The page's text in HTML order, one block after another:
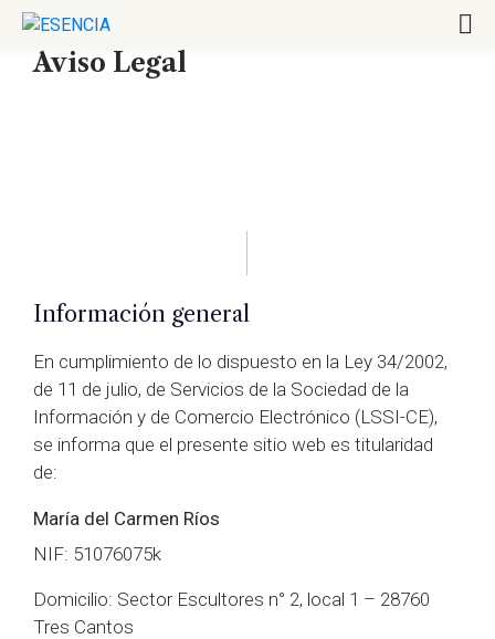
Aviso Legal
Información general
En cumplimiento de lo dispuesto en la Ley 34/2002,
de 11 de julio, de Servicios de la Sociedad de la
Información y de Comercio Electrónico (LSSI-CE),
se informa que el presente sitio web es titularidad
de:
María del Carmen Ríos
NIF: 51076075k
Domicilio: Sector Escultores n° 2, local 1 – 28760
Tres Cantos